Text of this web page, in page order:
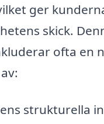
ger
skick.
ofta en
strukturella